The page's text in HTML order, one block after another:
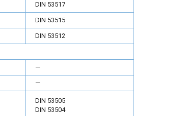
DIN 53517
DIN 53515
DIN 53512
—
—
DIN 53505
DIN 53504